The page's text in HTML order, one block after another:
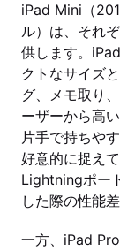
iPad Mini（
ル）は、それ
供します。
クトなサイズ
グ、メモ取り
ーザーから高
片手で持ちや
好意的に捉え
Lightningポー
した際の性能
一方、iPad